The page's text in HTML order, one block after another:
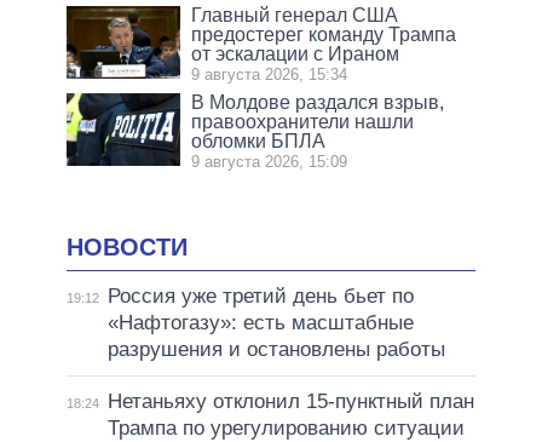
Главный генерал США
предостерег команду Трампа
от эскалации с Ираном
9 августа 2026, 15:34
В Молдове раздался взрыв,
правоохранители нашли
обломки БПЛА
9 августа 2026, 15:09
НОВОСТИ
19:12
Россия уже третий день бьет по
«Нафтогазу»: есть масштабные
разрушения и остановлены работы
18:24
Нетаньяху отклонил 15-пунктный план
Трампа по урегулированию ситуации